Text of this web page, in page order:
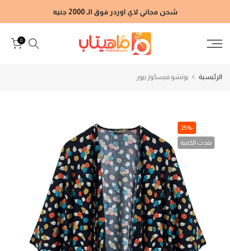
إلى
شحن مجاني لاي اوردر فوق الـ 2000 جنيه
0
الرئيسية بونشو فيسكوز بيور
-25%
نفدت الكمية